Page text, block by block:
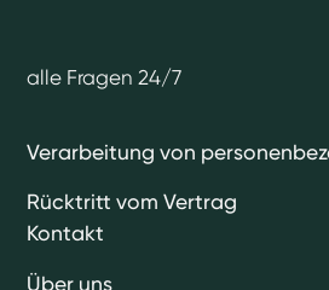
Verarbeitung von
Rücktritt vom Vertrag
Kontakt
Über uns
alle Fragen 24/7